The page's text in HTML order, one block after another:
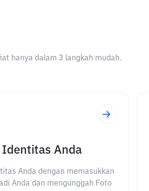
hanya dalam 3 langkah mudah.
Identitas Anda
Anda dengan memasukkan
Anda dan mengunggah Foto